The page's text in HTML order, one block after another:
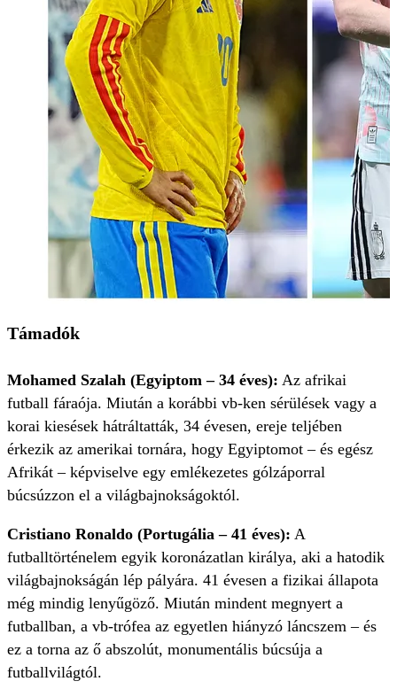
Támadók
Mohamed Szalah (Egyiptom – 34 éves): Az afrikai
futball fáraója. Miután a korábbi vb-ken sérülések vagy a
korai kiesések hátráltatták, 34 évesen, ereje teljében
érkezik az amerikai tornára, hogy Egyiptomot – és egész
Afrikát – képviselve egy emlékezetes gólzáporral
búcsúzzon el a világbajnokságoktól.
Cristiano Ronaldo (Portugália – 41 éves): A
futballtörténelem egyik koronázatlan királya, aki a hatodik
világbajnokságán lép pályára. 41 évesen a fizikai állapota
még mindig lenyűgöző. Miután mindent megnyert a
futballban, a vb-trófea az egyetlen hiányzó láncszem – és
ez a torna az ő abszolút, monumentális búcsúja a
futballvilágtól.